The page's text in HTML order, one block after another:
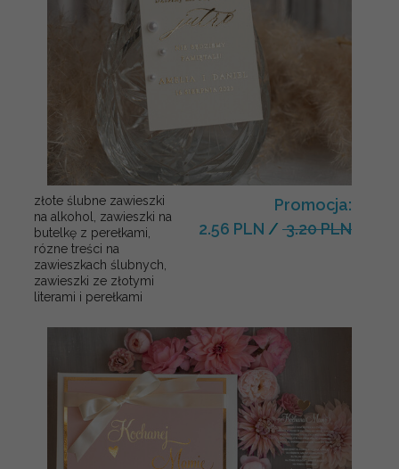
złote ślubne zawieszki
na alkohol, zawieszki na
butelkę z perełkami,
rózne treści na
zawieszkach ślubnych,
zawieszki ze złotymi
literami i perełkami
Promocja:
2.56 PLN / 3.20 PLN